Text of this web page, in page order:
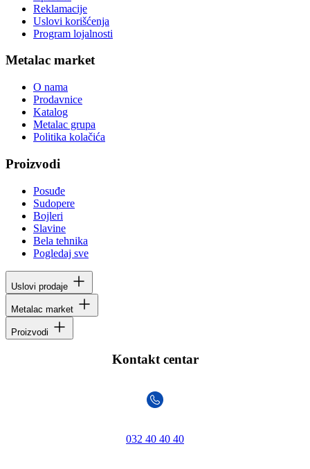
Reklamacije
Uslovi korišćenja
Program lojalnosti
Metalac market
O nama
Prodavnice
Katalog
Metalac grupa
Politika kolačića
Proizvodi
Posuđe
Sudopere
Bojleri
Slavine
Bela tehnika
Pogledaj sve
Uslovi prodaje
Metalac market
Proizvodi
Kontakt centar
032 40 40 40